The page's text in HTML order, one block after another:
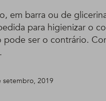
em barra ou de
para higienizar o
pode ser o contrário.
setembro, 2019